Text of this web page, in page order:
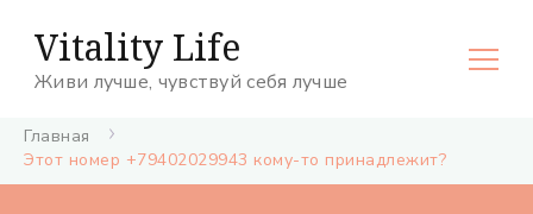
Vitality Life
Живи лучше, чувствуй себя лучше
Главная
Этот номер +79402029943 кому-то принадлежит?